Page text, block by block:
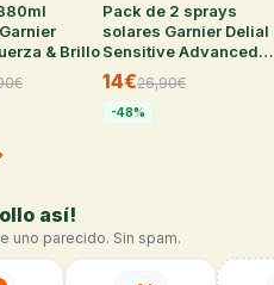
& Brillo
€
Pack de 2 sprays
solares Garnier Delial
Sensitive Advanced
FPS50+ de 270ml
14€26,90€
-48%
así!
uno parecido. Sin spam.